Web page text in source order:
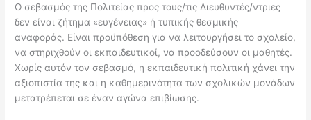
Ο σεβασμός της Πολιτείας προς τους/τις Διευθυντές/ντριες
δεν είναι ζήτημα «ευγένειας» ή τυπικής θεσμικής
αναφοράς. Είναι προϋπόθεση για να λειτουργήσει το σχολείο,
να στηριχθούν οι εκπαιδευτικοί, να προοδεύσουν οι μαθητές.
Χωρίς αυτόν τον σεβασμό, η εκπαιδευτική πολιτική χάνει την
αξιοπιστία της και η καθημερινότητα των σχολικών μονάδων
μετατρέπεται σε έναν αγώνα επιβίωσης.